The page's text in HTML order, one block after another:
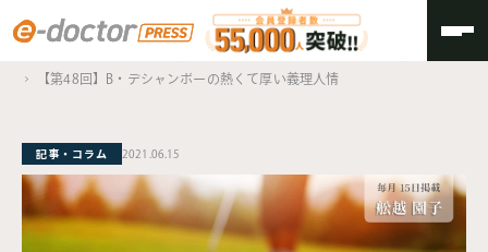
TOP
ゴルフジャーナリストが見た、プロゴルファーの知られざる素顔
【第48回】B・デシャンボーの熱くて厚い義理人情
記事・コラム 2021.06.15